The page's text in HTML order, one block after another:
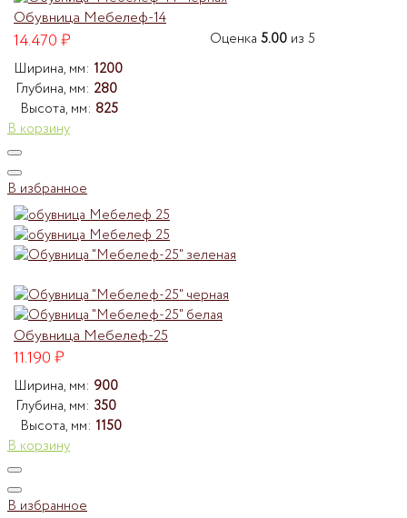
Обувница Мебелеф-14
Оценка 5.00из 5
14.470₽
Ширина, мм: 1200
Глубина, мм: 280
Высота, мм: 825
В корзину
В избранное
Обувница Мебелеф-25
11.190₽
Ширина, мм: 900
Глубина, мм: 350
Высота, мм: 1150
В корзину
В избранное